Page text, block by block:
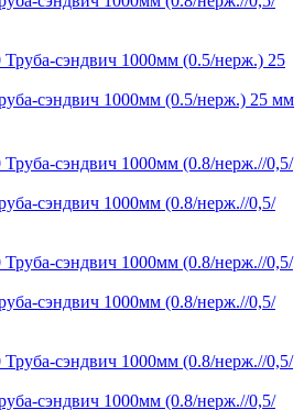
сэндвич 1000мм (0.5/нерж.) 25 мм
сэндвич 1000мм (0.8/нерж.//0,5/
сэндвич 1000мм (0.8/нерж.//0,5/
сэндвич 1000мм (0.8/нерж.//0,5/